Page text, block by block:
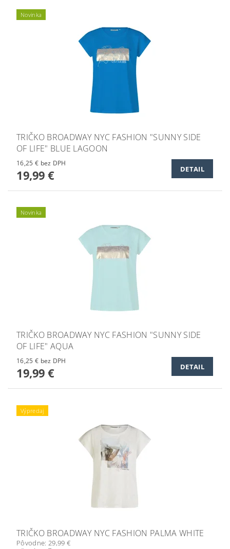
Novinka
TRIČKO BROADWAY NYC FASHION "SUNNY SIDE
OF LIFE" BLUE LAGOON
16,25 € bez DPH
19,99 € DETAIL
Novinka
TRIČKO BROADWAY NYC FASHION "SUNNY SIDE
OF LIFE" AQUA
16,25 € bez DPH
19,99 € DETAIL
Výpredaj
TRIČKO BROADWAY NYC FASHION PALMA WHITE
Pôvodne: 29,99 €